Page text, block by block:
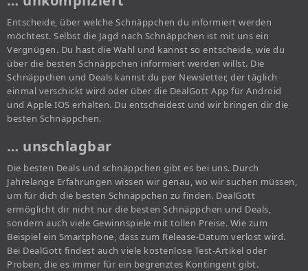
Entscheide, über welche Schnäppchen du informiert werden
möchtest. Selbst die Jagd nach Schnäppchen ist mit uns ein
Vergnügen. Du hast die Wahl und kannst so entscheide, wie du
über die besten Schnäppchen informiert werden willst. Die
Schnäppchen und Deals kannst du per Newsletter, der täglich
einmal verschickt wird oder über die DealGott App für Android
und Apple IOS erhalten. Du entscheidest und wir bringen dir die
besten Schnäppchen.
… unschlagbar
Die besten Deals und schnäppchen gibt es bei uns. Durch
Jahrelange Erfahrungen wissen wir genau, wo wir suchen müssen,
um für dich die besten Schnäppchen zu finden. DealGott
ermöglicht dir nicht nur die besten Schnäppchen und Deals,
sondern auch viele Gewinnspiele mit tollen Preise. Wie zum
Beispiel ein Smartphone, dass zum Release-Datum verlost wird.
Bei DealGott findest auch viele kostenlose Test-Artikel oder
Proben, die es immer für ein begrenztes Kontingent gibt.